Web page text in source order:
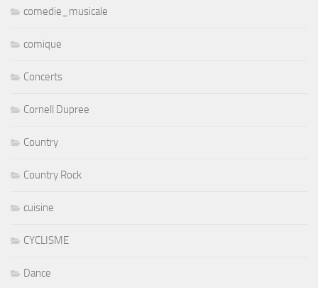
comedie_musicale
comique
Concerts
Cornell Dupree
Country
Country Rock
cuisine
CYCLISME
Dance